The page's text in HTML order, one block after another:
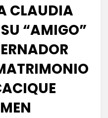
CLAUDIA
“AMIGO”